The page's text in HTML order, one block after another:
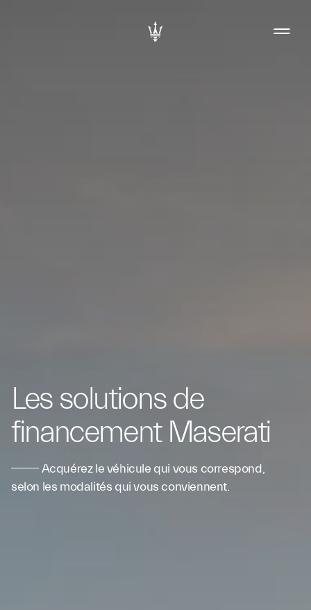
Les solutions de
financement Maserati
Acquérez le véhicule qui vous correspond,
selon les modalités qui vous conviennent.